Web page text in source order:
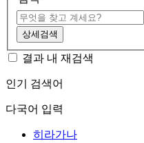
상세검색
결과 내 재검색
인기 검색어
다국어 입력
히라가나